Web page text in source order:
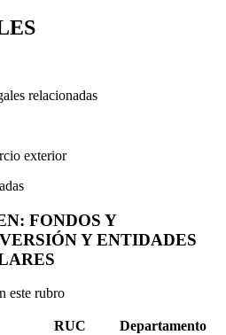
relacionadas
exterior
FONDOS Y
Y ENTIDADES
este rubro
RUC
Departamento